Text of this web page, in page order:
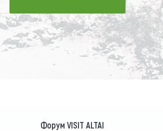
ПОДПИСАТЬСЯ
Форум VISIT ALTAI